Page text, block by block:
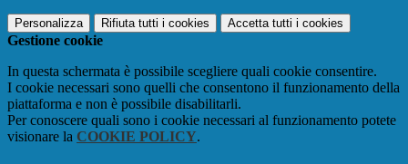
Personalizza Rifiuta tutti i cookies Accetta tutti i cookies
Gestione cookie
In questa schermata è possibile scegliere quali cookie consentire.
I cookie necessari sono quelli che consentono il funzionamento della
piattaforma e non è possibile disabilitarli.
Per conoscere quali sono i cookie necessari al funzionamento potete
visionare la COOKIE POLICY.